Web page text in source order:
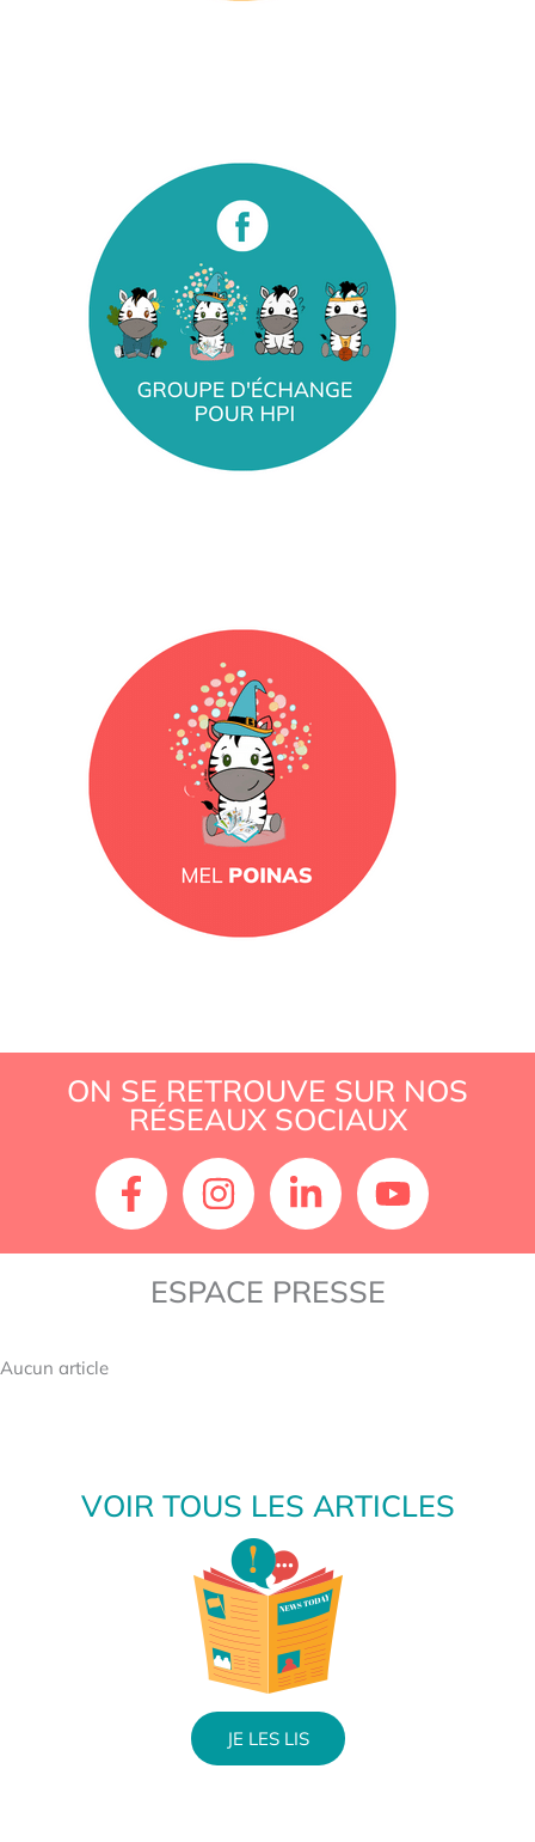
ON SE RETROUVE SUR NOS
RÉSEAUX SOCIAUX
ESPACE PRESSE
Aucun article
VOIR TOUS LES ARTICLES
JE LES LIS